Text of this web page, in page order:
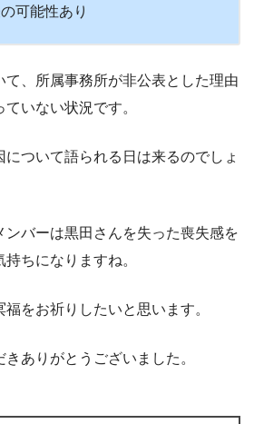
可能性あり
て、所属事務所が非公表とした理由
いない状況です。
ついて語られる日は来るのでしょ
ンバーは黒田さんを失った喪失感を
ちになりますね。
をお祈りしたいと思います。
ありがとうございました。